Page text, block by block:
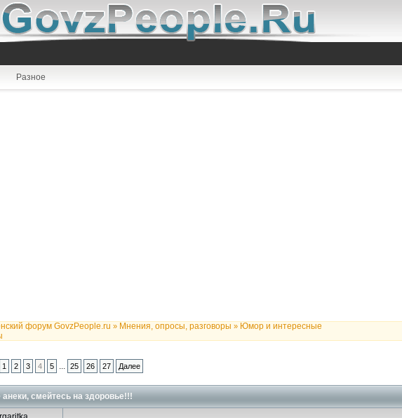
Разное
форум GovzPeople.ru » Мнения, опросы, разговоры » Юмор и интересные
1 2 3 4 5 ... 25 26 27 Далее
смейтесь на здоровье!!!